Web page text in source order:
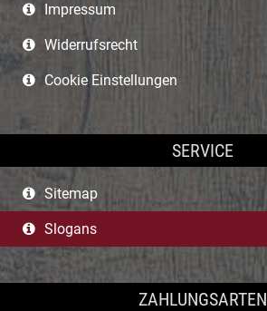
Impressum
Widerrufsrecht
Cookie Einstellungen
SERVICE
Sitemap
Slogans
ZAHLUNGSARTEN